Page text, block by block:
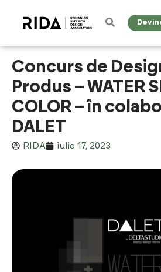
Concurs de
Produs – WATER
COLOR – în
DALET
RIDA iulie 17, 2023